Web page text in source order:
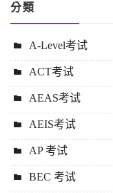
分類
A-Level考试
ACT考试
AEAS考试
AEIS考试
AP 考试
BEC 考试